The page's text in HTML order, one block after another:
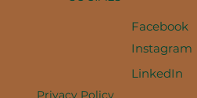
Facebook
Instagram
LinkedIn
Privacy Policy